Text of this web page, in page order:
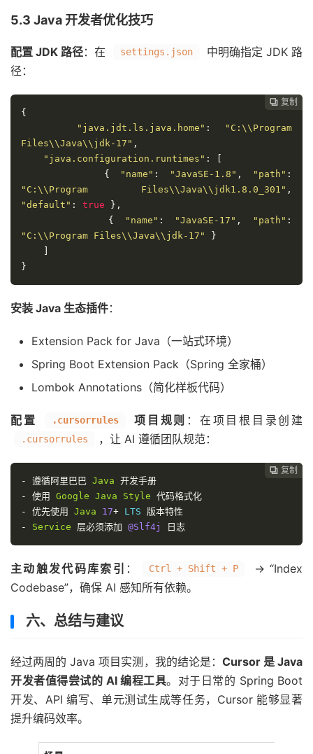
5.3 Java 开发者优化技巧
配置 JDK 路径：在 settings.json
中明确指定 JDK 路
径：
 复制
 复制
 复制
 复制
{
"java.jdt.ls.java.home" :
"C:\\Program
Files\\Java\\jdk-17" ,
"java.configuration.runtimes" :
{
"name" : "JavaSE-1.8" , "path" :
"C:\\Program Files\\Java\\jdk1.8.0_301" ,
"default" : true
},
{
"name" : "JavaSE-17" , "path" :
"C:\\Program Files\\Java\\jdk-17"
}
}
安装 Java 生态插件：
Extension Pack for Java（一站式环境）
Spring Boot Extension Pack（Spring 全家桶）
Lombok Annotations（简化样板代码）
配置 .cursorrules 项目规则 ：在项目根目录创建
.cursorrules ，让 AI 遵循团队规范：
 复制
 复制
 复制
-
遵循阿里巴巴 Java 开发手册
-
使用 Google Java Style 代码格式化
-
优先使用 Java 17+ LTS 版本特性
-
Service 层必须添加 @Slf4j 日志
主动触发代码库索引 ： Ctrl + Shift + P
→ “Index
Codebase”，确保 AI 感知所有依赖。
六、总结与建议
经过两周的 Java 项目实测，我的结论是： Cursor 是 Java
开发者值得尝试的 AI 编程工具。对于日常的 Spring Boot
开发、API 编写、单元测试生成等任务，Cursor 能够显著
提升编码效率。